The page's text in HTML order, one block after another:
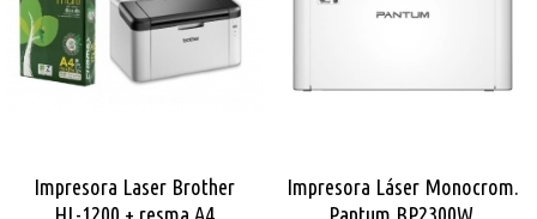
Impresora Laser Brother
HL-1200 + resma A4
Impresora Láser Monocrom.
Pantum BP2300W,